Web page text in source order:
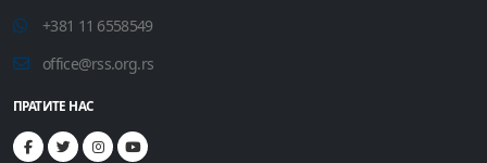
+381 11 6558549
office@rss.org.rs
ПРАТИТЕ НАС